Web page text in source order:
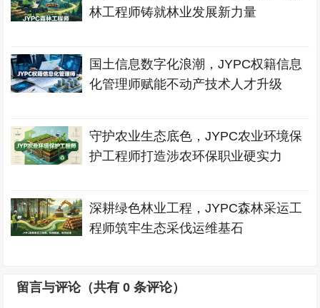
林工程师铸就林业发展新力量
国土信息数字化浪潮，JYPC权籍信息
化管理师赋能不动产技术人才升级
守护农业生态底色，JYPC农业环境保
护工程师打造涉农环保职业硬实力
深耕绿色林业工程，JYPC森林采运工
程师筑牢生态采伐运维基石
留言与评论（共有0 条评论）